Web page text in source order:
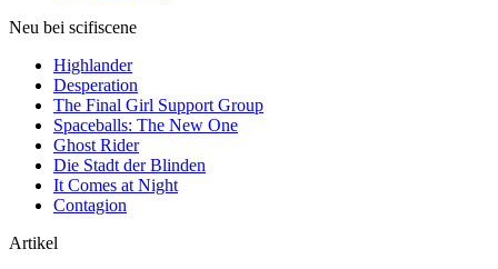
Neu bei scifiscene
Highlander
Desperation
The Final Girl Support Group
Spaceballs: The New One
Ghost Rider
Die Stadt der Blinden
It Comes at Night
Contagion
Artikel